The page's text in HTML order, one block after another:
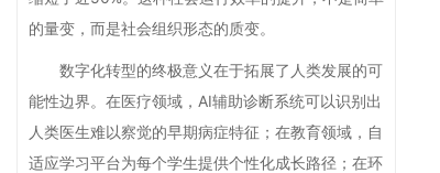
的量变，而是社会组织形态的质变。
数字化转型的终极意义在于拓展了人类发展的可
能性边界。在医疗领域，AI辅助诊断系统可以识别出
人类医生难以察觉的早期病症特征；在教育领域，自
适应学习平台为每个学生提供个性化成长路径；在环